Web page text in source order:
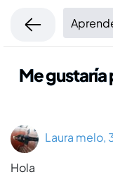
Me gustaría
Laura melo,
Hola